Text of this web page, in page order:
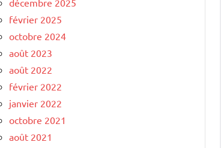
février 2025
octobre 2024
août 2023
août 2022
février 2022
janvier 2022
octobre 2021
août 2021